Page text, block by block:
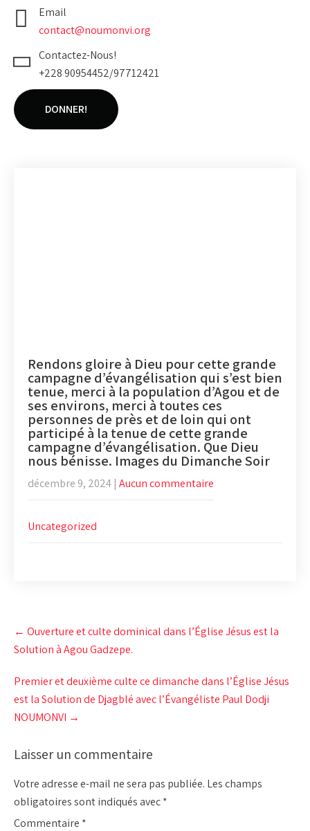
Email
contact@noumonvi.org
Contactez-Nous!
+228 90954452/97712421
DONNER!
Rendons gloire à Dieu pour cette grande
campagne d’évangélisation qui s’est bien
tenue, merci à la population d’Agou et de
ses environs, merci à toutes ces
personnes de près et de loin qui ont
participé à la tenue de cette grande
campagne d’évangélisation. Que Dieu
nous bénisse. Images du Dimanche Soir
décembre 9, 2024 | Aucun commentaire
Uncategorized
Post
navigation
← Ouverture et culte dominical dans l’Église Jésus est la
Solution à Agou Gadzepe.
Premier et deuxième culte ce dimanche dans l’Église Jésus
est la Solution de Djagblé avec l’Évangéliste Paul Dodji
NOUMONVI →
Laisser un commentaire
Votre adresse e-mail ne sera pas publiée. Les champs
obligatoires sont indiqués avec*
Commentaire *